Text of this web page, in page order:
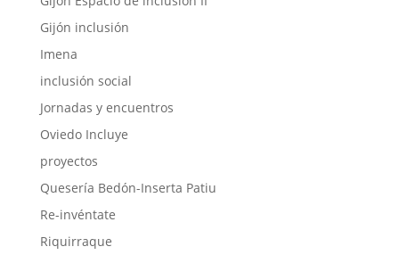
Gijón inclusión
Imena
inclusión social
Jornadas y encuentros
Oviedo Incluye
proyectos
Quesería Bedón-Inserta Patiu
Re-invéntate
Riquirraque